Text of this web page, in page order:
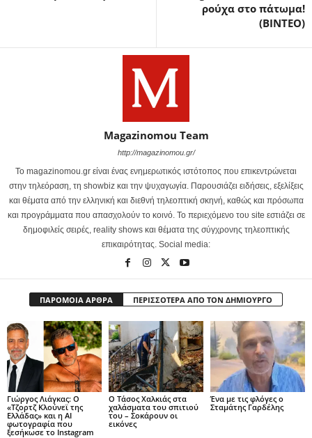
ρούχα στο πάτωμα!
(ΒΙΝΤΕΟ)
Magazinomou Team
http://magazinomou.gr/
Το magazinomou.gr είναι ένας ενημερωτικός ιστότοπος που επικεντρώνεται
στην τηλεόραση, τη showbiz και την ψυχαγωγία. Παρουσιάζει ειδήσεις, εξελίξεις
και θέματα από την ελληνική και διεθνή τηλεοπτική σκηνή, καθώς και πρόσωπα
και προγράμματα που απασχολούν το κοινό. Το περιεχόμενο του site εστιάζει σε
δημοφιλείς σειρές, reality shows και θέματα της σύγχρονης τηλεοπτικής
επικαιρότητας. Social media:
ΠΑΡΟΜΟΙΑ ΑΡΘΡΑ ΠΕΡΙΣΣΟΤΕΡΑ ΑΠΟ ΤΟΝ ΔΗΜΙΟΥΡΓΟ
Γιώργος Λιάγκας: Ο
«Τζορτζ Κλούνεϊ της
Ελλάδας» και η AI
φωτογραφία που
ξεσήκωσε το Instagram
Ο Τάσος Χαλκιάς στα
χαλάσματα του σπιτιού
του – Σοκάρουν οι
εικόνες
Ένα με τις φλόγες ο
Σταμάτης Γαρδέλης